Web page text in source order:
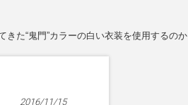
きた“鬼門”カラーの白い衣装を使用するのか
2016/11/15